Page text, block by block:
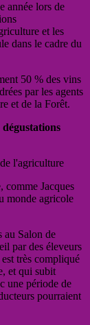
année lors de
et les
dans le cadre du
50 % des vins
par les agents
et de la Forêt.
comme Jacques
monde agricole
au Salon de
par des éleveurs
très compliqué
et qui subit
une période de
pourraient